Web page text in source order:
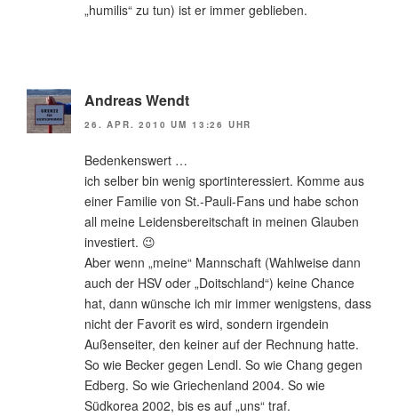
„humilis“ zu tun) ist er immer geblieben.
Andreas Wendt
26. APR. 2010 UM 13:26 UHR
Bedenkenswert …
ich selber bin wenig sportinteressiert. Komme aus
einer Familie von St.-Pauli-Fans und habe schon
all meine Leidensbereitschaft in meinen Glauben
investiert. 😉
Aber wenn „meine“ Mannschaft (Wahlweise dann
auch der HSV oder „Doitschland“) keine Chance
hat, dann wünsche ich mir immer wenigstens, dass
nicht der Favorit es wird, sondern irgendein
Außenseiter, den keiner auf der Rechnung hatte.
So wie Becker gegen Lendl. So wie Chang gegen
Edberg. So wie Griechenland 2004. So wie
Südkorea 2002, bis es auf „uns“ traf.